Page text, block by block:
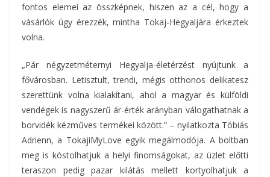
fontos elemei az összképnek, hiszen az a cél, hogy a
vásárlók úgy érezzék, mintha Tokaj-Hegyaljára érkeztek
volna.
„Pár négyzetméternyi Hegyalja-életérzést nyújtunk a
fővárosban. Letisztult, trendi, mégis otthonos delikatesz
szerettünk volna kialakítani, ahol a magyar és külföldi
vendégek is nagyszerű ár-érték arányban válogathatnak a
borvidék kézműves termékei között.” – nyilatkozta Tóbiás
Adrienn, a TokajiMyLove egyik megálmodója. A boltban
meg is kóstolhatjuk a helyi finomságokat, az üzlet előtti
teraszon pedig pazar kilátás mellett kortyolhatjuk a